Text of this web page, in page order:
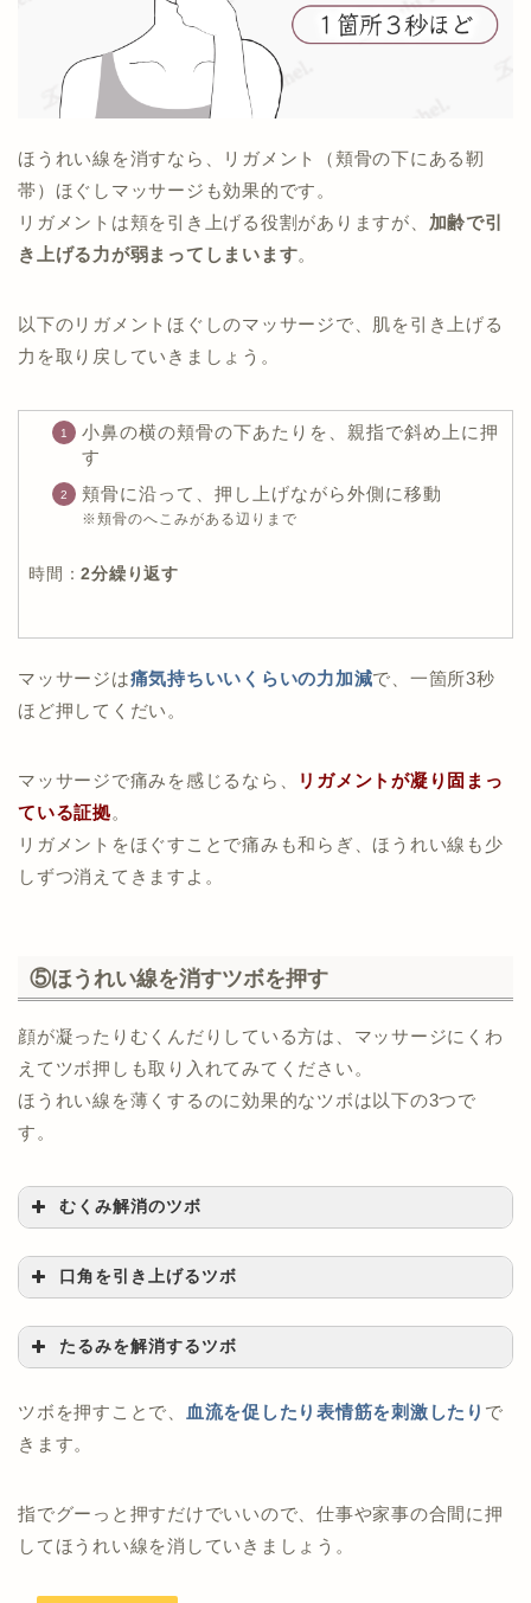
ほうれい線を消すなら、リガメント（頬骨の下にある靭
帯）ほぐしマッサージも効果的です。
リガメントは頬を引き上げる役割がありますが、 加齢で引
き上げる力が弱まってしまいます。
以下のリガメントほぐしのマッサージで、肌を引き上げる
力を取り戻していきましょう。
小鼻の横の頬骨の下あたりを、親指で斜め上に押
す
頬骨に沿って、押し上げながら外側に移動
※頬骨のへこみがある辺りまで
時間：2分繰り返す
マッサージは痛気持ちいいくらいの力加減で、一箇所3秒
ほど押してくだい。
マッサージで痛みを感じるなら、
リガメントが凝り固まっ
ている証拠。
リガメントをほぐすことで痛みも和らぎ、ほうれい線も少
しずつ消えてきますよ。
⑤ほうれい線を消すツボを押す
顔が凝ったりむくんだりしている方は、マッサージにくわ
えてツボ押しも取り入れてみてください。
ほうれい線を薄くするのに効果的なツボは以下の3つで
す。
むくみ解消のツボ
口角を引き上げるツボ
たるみを解消するツボ
ツボを押すことで、 血流を促したり表情筋を刺激したり で
きます。
指でグーっと押すだけでいいので、仕事や家事の合間に押
してほうれい線を消していきましょう。